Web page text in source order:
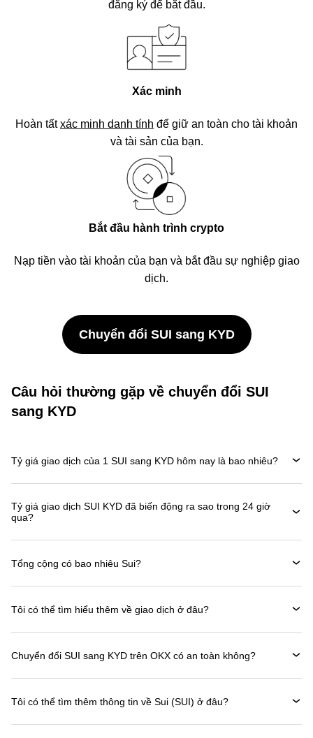
đăng ký để bắt đầu.
Xác minh
Hoàn tấtxác minh danh tính để giữ an toàn cho tài khoản
và tài sản của bạn.
Bắt đầu hành trình crypto
Nạp tiền vào tài khoản của bạn và bắt đầu sự nghiệp giao
dịch.
Chuyển đổi SUI sang KYD
Câu hỏi thường gặp về chuyển đổi SUI
sang KYD
Tỷ giá giao dịch của 1 SUI sang KYD hôm nay là bao nhiêu?
Tỷ giá giao dịch SUI KYD đã biến động ra sao trong 24 giờ
qua?
Tổng cộng có bao nhiêu Sui?
Tôi có thể tìm hiểu thêm về giao dịch ở đâu?
Chuyển đổi SUI sang KYD trên OKX có an toàn không?
Tôi có thể tìm thêm thông tin về Sui (SUI) ở đâu?